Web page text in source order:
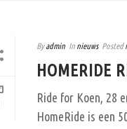
By admin In nieuws Posted
HOMERIDE
Ride for Koen, 28
HomeRide is een